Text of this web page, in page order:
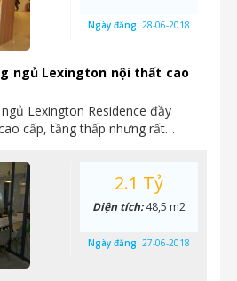
ngủ Lexington nội thất cao
Lexington Residence đầy
cấp, tầng thấp nhưng rất…
Ngày đăng: 28-06-2018
2.1 Tỷ
Diện tích:48,5 m2
Ngày đăng: 27-06-2018